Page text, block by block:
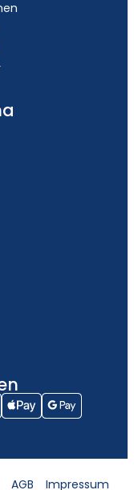
AGB Impressum